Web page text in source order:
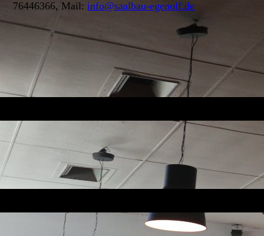
76446366, Mail:info@saalbau-egenolf.de